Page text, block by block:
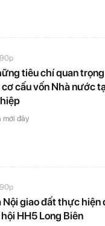
tiêu chí quan
cấu vốn Nhà nước
mới đây
Nội giao đất thực hiện
HH5 Long Biên